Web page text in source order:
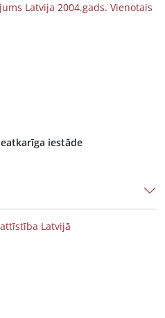
Latvija 2004.gads. Vienotais
iestāde
Latvijā